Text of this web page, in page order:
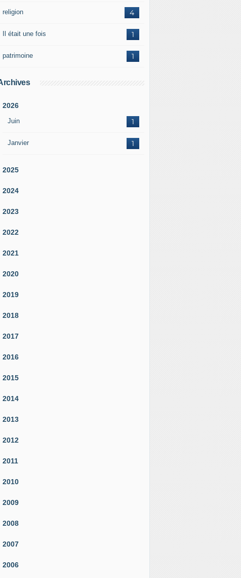
4
religion
1
Il était une fois
1
patrimoine
2026
Juin 1
Janvier 1
2025
2024
2023
2022
2021
2020
2019
2018
2017
2016
2015
2014
2013
2012
2011
2010
2009
2008
2007
2006